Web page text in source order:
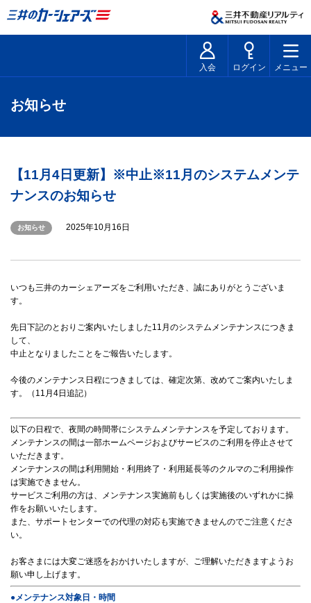
入会 ログイン メニュー
お知らせ
【11月4日更新】※中止※11月のシステムメンテ
ナンスのお知らせ
お知らせ 2025年10月16日
いつも三井のカーシェアーズをご利用いただき、誠にありがとうございま
す。
先日下記のとおりご案内いたしました11月のシステムメンテナンスにつきま
して、
中止となりましたことをご報告いたします。
今後のメンテナンス日程につきましては、確定次第、改めてご案内いたしま
す。（11月4日追記）
以下の日程で、夜間の時間帯にシステムメンテナンスを予定しております。
メンテナンスの間は一部ホームページおよびサービスのご利用を停止させて
いただきます。
メンテナンスの間は利用開始・利用終了・利用延長等のクルマのご利用操作
は実施できません。
サービスご利用の方は、メンテナンス実施前もしくは実施後のいずれかに操
作をお願いいたします。
また、サポートセンターでの代理の対応も実施できませんのでご注意くださ
い。
お客さまには大変ご迷惑をおかけいたしますが、ご理解いただきますようお
願い申し上げます。
●メンテナンス対象日・時間